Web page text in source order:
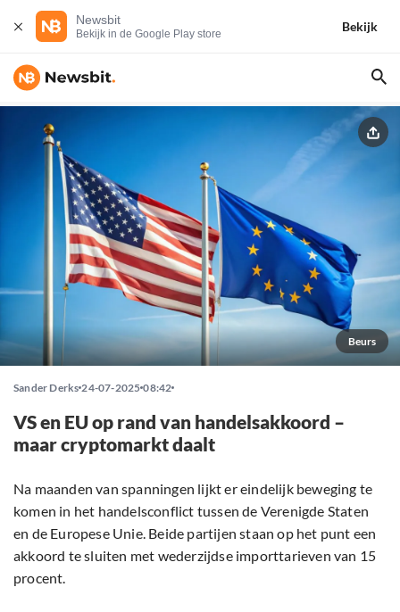
Newsbit
Bekijk in de Google Play store
Bekijk
Beurs
Sander Derks 24-07-2025 08:42
VS en EU op rand van handelsakkoord –
maar cryptomarkt daalt
Na maanden van spanningen lijkt er eindelijk beweging te
komen in het handelsconflict tussen de Verenigde Staten
en de Europese Unie. Beide partijen staan op het punt een
akkoord te sluiten met wederzijdse importtarieven van 15
procent.